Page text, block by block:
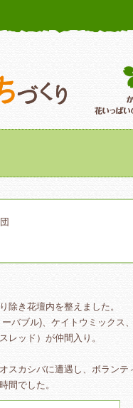
かつしか花い
除き花壇内を整えました。
バブル)、ケイトウミックス
レッド）が仲間入り。
スカシバに遭遇し、ボランテ
間でした。